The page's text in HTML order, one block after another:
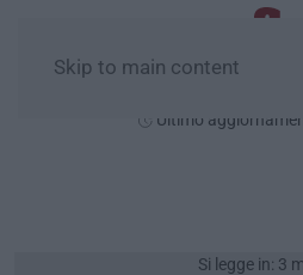
Skip to main content
Ultimo
Si legge in: 3